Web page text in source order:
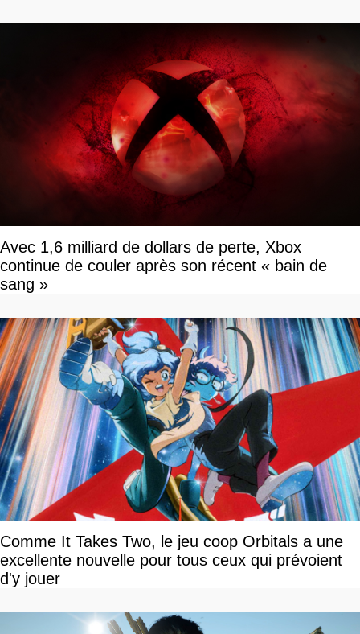
Avec 1,6 milliard de dollars de perte, Xbox
continue de couler après son récent « bain de
sang »
Comme It Takes Two, le jeu coop Orbitals a une
excellente nouvelle pour tous ceux qui prévoient
d'y jouer